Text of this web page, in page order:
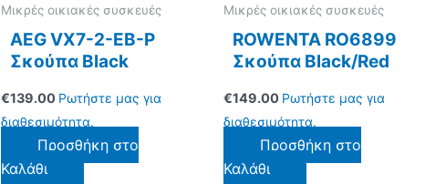
Μικρές οικιακές συσκευές
AEG VX7-2-EB-P
Σκούπα Black
€139.00 Ρωτήστε μας για
διαθεσιμότητα.
Προσθήκη στο
Καλάθι
Μικρές οικιακές συσκευές
ROWENTA RO6899
Σκούπα Black/Red
€149.00 Ρωτήστε μας για
διαθεσιμότητα.
Προσθήκη στο
Καλάθι